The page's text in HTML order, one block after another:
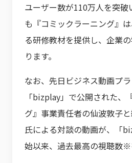
ユーザー数が110万人を突
も『コミックラーニング』
る研修教材を提供し、企業
ります。
なお、先日ビジネス動画プ
「bizplay」で公開された、
グ』事業責任者の仙波敦子
氏による対談の動画が、「
始以来、過去最高の視聴数※